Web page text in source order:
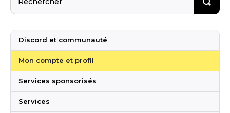
Discord et communauté
Mon compte et profil
Services sponsorisés
Services